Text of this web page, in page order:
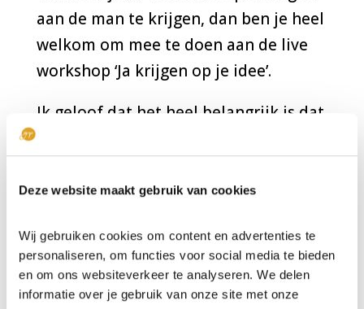
Deze website maakt gebruik van cookies
Wij gebruiken cookies om content en advertenties te
personaliseren, om functies voor social media te bieden
en om ons websiteverkeer te analyseren. We delen
informatie over je gebruik van onze site met onze
aan de man te krijgen, dan ben je heel
welkom om mee te doen aan de live
workshop ‘Ja krijgen op je idee’.
Ik geloof dat het heel belangrijk is dat
kunt delen dat anderen daar ook iets
ander ‘ja’ zegt op jouw idee of
oplossing ook zo groot mogelijk
wordt. Want dan kun je jouw gave van